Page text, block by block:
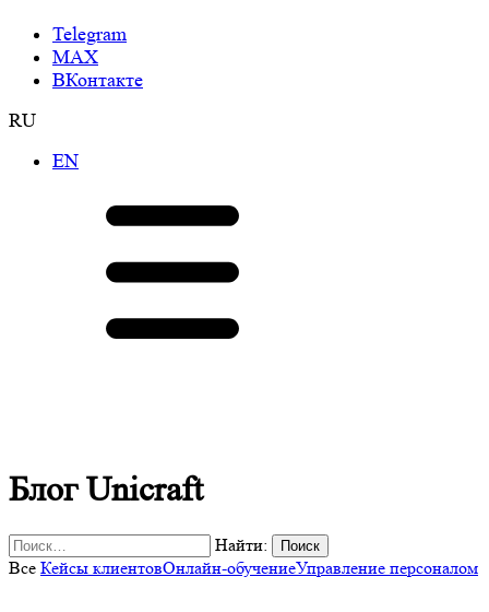
Telegram
МАХ
ВКонтакте
RU
EN
Блог Unicraft
Найти:
Все Кейсы клиентовОнлайн-обучениеУправление персоналом